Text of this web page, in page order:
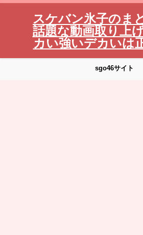
スケバン氷子のま
話題な動画取り上
カい強いデカいは
sgo46サイト